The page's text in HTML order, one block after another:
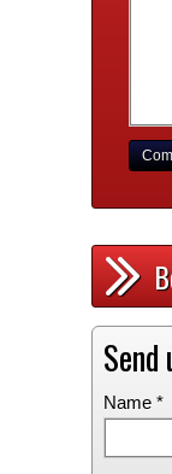
Send
Name *